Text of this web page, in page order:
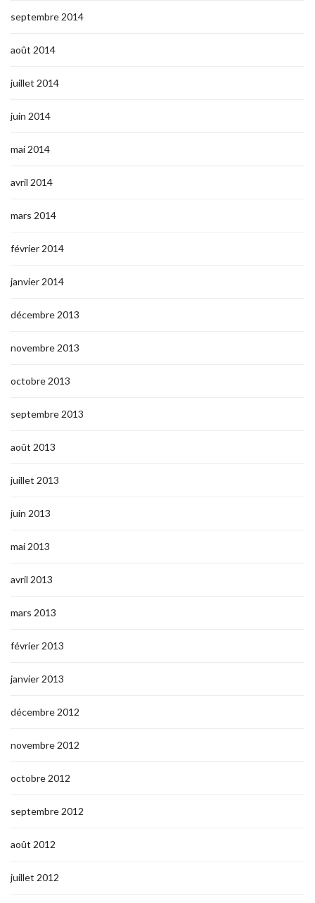
septembre 2014
août 2014
juillet 2014
juin 2014
mai 2014
avril 2014
mars 2014
février 2014
janvier 2014
décembre 2013
novembre 2013
octobre 2013
septembre 2013
août 2013
juillet 2013
juin 2013
mai 2013
avril 2013
mars 2013
février 2013
janvier 2013
décembre 2012
novembre 2012
octobre 2012
septembre 2012
août 2012
juillet 2012